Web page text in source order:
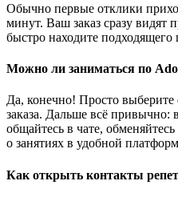
Обычно первые отклики
минут. Ваш заказ сразу видят
быстро находите подходящего
Можно ли заниматься по
Да, конечно! Просто
заказа. Дальше всё привычно:
общайтесь в чате,
о занятиях в удобной
Как открыть контакты